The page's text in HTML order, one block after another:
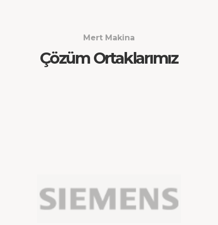
Mert Makina
Çözüm Ortaklarımız